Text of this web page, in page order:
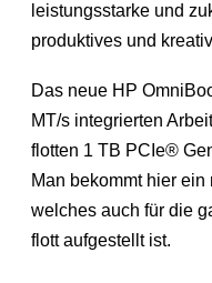
leistungsstarke und
produktives und
Das neue HP
MT/s integrierten
flotten 1 TB PCIe®
Man bekommt hier
welches auch für die
flott aufgestellt ist.